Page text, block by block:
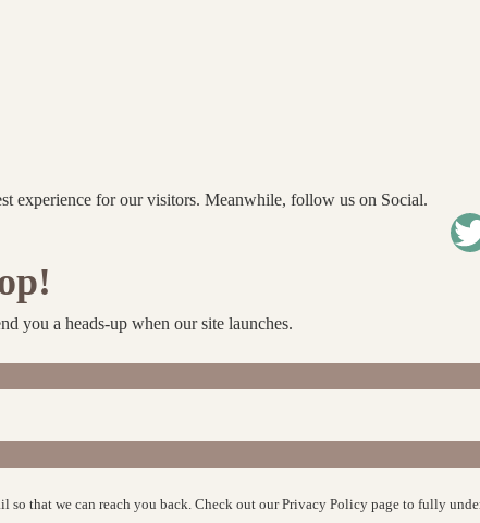
experience for our visitors. Meanwhile, follow us on Social.
you a heads-up when our site launches.
so that we can reach you back. Check out ourPrivacy Policy page to fully